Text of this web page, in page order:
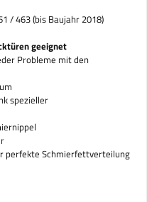
/ 463 (bis Baujahr 2018)
geeignet
Probleme mit den
spezieller
perfekte Schmierfettverteilung